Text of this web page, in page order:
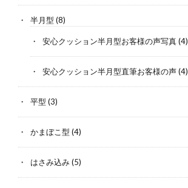
半月型 (8)
安心クッション半月型お客様の声写真(4)
安心クッション半月型直筆お客様の声(4)
平型 (3)
かまぼこ型 (4)
はさみ込み(5)